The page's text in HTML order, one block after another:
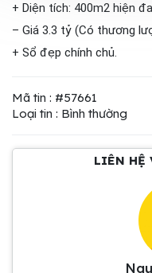
+ Diện tích: 400m2 hiện
– Giá 3.3 tỷ (Có thương
+ Sổ đẹp chính chủ.
Mã tin : #57661
Loại tin : Bình thường
LIÊN HỆ